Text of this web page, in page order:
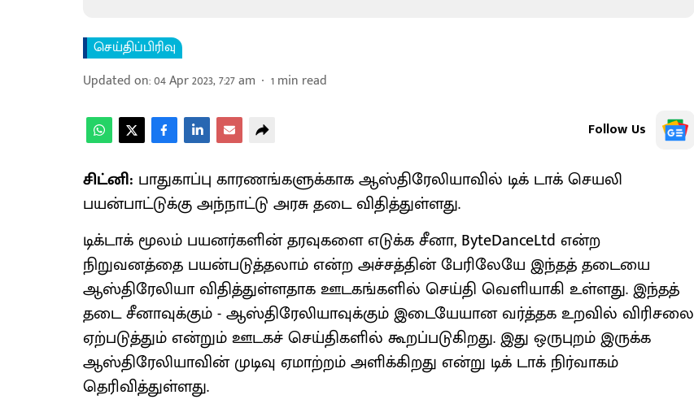
செய்திப்பிரிவு
Updated on:04 Apr 2023, 7:27 am 1min read
Follow Us
சிட்னி: பாதுகாப்பு காரணங்களுக்காக ஆஸ்திரேலியாவில் டிக் டாக் செயலி
பயன்பாட்டுக்கு அந்நாட்டு அரசு தடை விதித்துள்ளது.
டிக்டாக் மூலம் பயனர்களின் தரவுகளை எடுக்க சீனா, ByteDanceLtd என்ற
நிறுவனத்தை பயன்படுத்தலாம் என்ற அச்சத்தின் பேரிலேயே இந்தத் தடையை
ஆஸ்திரேலியா விதித்துள்ளதாக ஊடகங்களில் செய்தி வெளியாகி உள்ளது. இந்தத்
தடை சீனாவுக்கும் - ஆஸ்திரேலியாவுக்கும் இடையேயான வர்த்தக உறவில் விரிசலை
ஏற்படுத்தும் என்றும் ஊடகச் செய்திகளில் கூறப்படுகிறது. இது ஒருபுறம் இருக்க
ஆஸ்திரேலியாவின் முடிவு ஏமாற்றம் அளிக்கிறது என்று டிக் டாக் நிர்வாகம்
தெரிவித்துள்ளது.